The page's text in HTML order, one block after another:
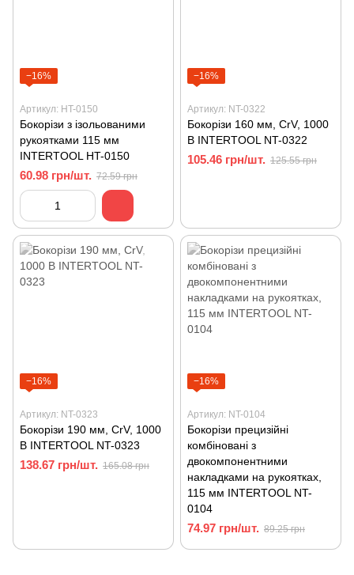
−16%
Артикул: HT-0150
Бокорізи з ізольованими
рукоятками 115 мм
INTERTOOL HT-0150
60.98 грн/шт. 72.59 грн
−16%
Артикул: NT-0322
Бокорізи 160 мм, CrV, 1000
В INTERTOOL NT-0322
105.46 грн/шт. 125.55 грн
−16%
Артикул: NT-0323
Бокорізи 190 мм, CrV, 1000
В INTERTOOL NT-0323
138.67 грн/шт. 165.08 грн
−16%
Артикул: NT-0104
Бокорізи прецизійні
комбіновані з
двокомпонентними
накладками на рукоятках,
115 мм INTERTOOL NT-
0104
74.97 грн/шт. 89.25 грн